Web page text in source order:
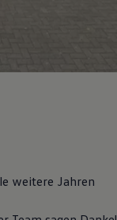
Shop
weitere Jahren